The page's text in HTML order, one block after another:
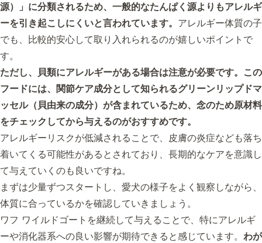
源）」に分類されるため、一般的なたんぱく源よりもアレルギ
ーを引き起こしにくいと言われています。 アレルギー体質の子
でも、比較的安心して取り入れられるのが嬉しいポイントで
す。
ただし、貝類にアレルギーがある場合は注意が必要です。この
フードには、関節ケア成分として知られるグリーンリップドマ
ッセル（貝由来の成分）が含まれているため、念のため原材料
をチェックしてから与えるのがおすすめです。
アレルギーリスクが低減されることで、皮膚の炎症なども落ち
着いてくる可能性があるとされており、長期的なケアを意識し
て与えていくのも良いですね。
まずは少量ずつスタートし、愛犬の様子をよく観察しながら、
体質に合っているかを確認していきましょう。
ワフ ワイルドゴートを継続して与えることで、特にアレルギ
ーや消化器系への良い影響が期待できると感じています。 わが